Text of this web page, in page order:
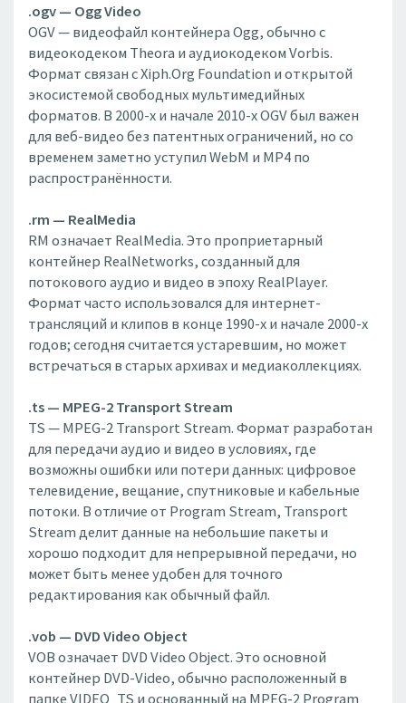
.ogv — Ogg Video
OGV — видеофайл контейнера Ogg, обычно с
видеокодеком Theora и аудиокодеком Vorbis.
Формат связан с Xiph.Org Foundation и открытой
экосистемой свободных мультимедийных
форматов. В 2000-х и начале 2010-х OGV был важен
для веб-видео без патентных ограничений, но со
временем заметно уступил WebM и MP4 по
распространённости.
.rm — RealMedia
RM означает RealMedia. Это проприетарный
контейнер RealNetworks, созданный для
потокового аудио и видео в эпоху RealPlayer.
Формат часто использовался для интернет-
трансляций и клипов в конце 1990-х и начале 2000-х
годов; сегодня считается устаревшим, но может
встречаться в старых архивах и медиаколлекциях.
.ts — MPEG-2 Transport Stream
TS — MPEG-2 Transport Stream. Формат разработан
для передачи аудио и видео в условиях, где
возможны ошибки или потери данных: цифровое
телевидение, вещание, спутниковые и кабельные
потоки. В отличие от Program Stream, Transport
Stream делит данные на небольшие пакеты и
хорошо подходит для непрерывной передачи, но
может быть менее удобен для точного
редактирования как обычный файл.
.vob — DVD Video Object
VOB означает DVD Video Object. Это основной
контейнер DVD-Video, обычно расположенный в
папке VIDEO_TS и основанный на MPEG-2 Program